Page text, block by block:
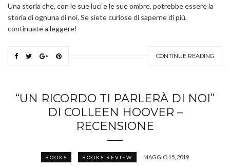
Una storia che, con le sue luci e le sue ombre, potrebbe essere la
storia di ognuna di noi. Se siete curiose di saperne di più,
continuate a leggere!
CONTINUE READING
“UN RICORDO TI PARLERÀ DI NOI”
DI COLLEEN HOOVER –
RECENSIONE
BOOKS BOOKS REVIEW MAGGIO 15, 2019